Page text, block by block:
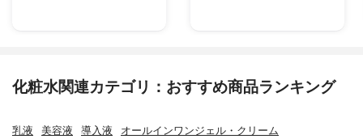
化粧水関連カテゴリ：おすすめ商品ランキング
乳液 美容液 導入液 オールインワンジェル・クリーム